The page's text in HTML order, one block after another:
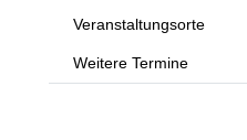
Veranstaltungsorte
Weitere Termine